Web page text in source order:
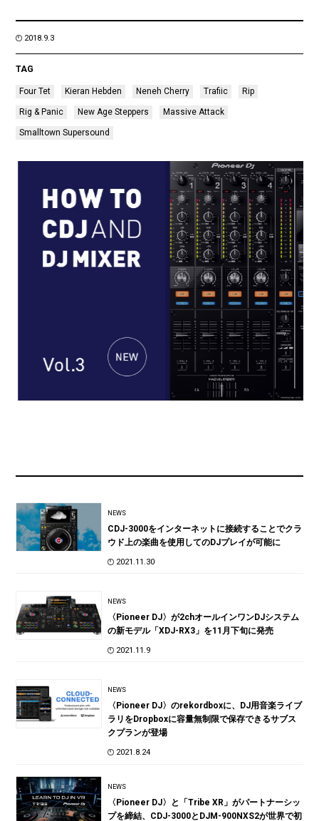
2018.9.3
TAG
Four Tet Kieran Hebden Neneh Cherry Trafiic Rip
Rig & Panic New Age Steppers Massive Attack
Smalltown Supersound
NEWS
CDJ-3000をインターネットに接続することでクラ
ウド上の楽曲を使用してのDJプレイが可能に
2021.11.30
NEWS
〈Pioneer DJ〉が2chオールインワンDJシステム
の新モデル「XDJ-RX3」を11月下旬に発売
2021.11.9
NEWS
〈Pioneer DJ〉のrekordboxに、DJ用音楽ライブ
ラリをDropboxに容量無制限で保存できるサブス
クプランが登場
2021.8.24
NEWS
〈Pioneer DJ〉と「Tribe XR」がパートナーシッ
プを締結、CDJ-3000とDJM-900NXS2が世界で初